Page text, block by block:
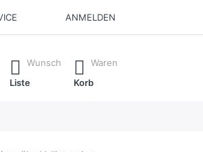
ANMELDEN
Drücken Sie die Eingabetaste, um alle
Wunsch
Liste
Waren
Korb